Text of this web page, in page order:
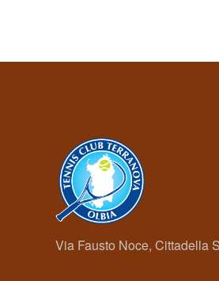
Via Fausto Noce, Cittadella